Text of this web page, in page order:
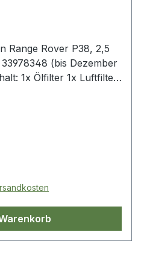
Range Rover P38, 2,5
(bis Dezember
1x Ölfilter 1x Luftfilter